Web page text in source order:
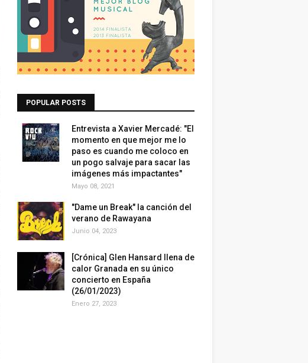
POPULAR POSTS
Entrevista a Xavier Mercadé: "El
momento en que mejor me lo
paso es cuando me coloco en
un pogo salvaje para sacar las
imágenes más impactantes"
Mayo 08, 2021
"Dame un Break" la canción del
verano de Rawayana
Junio 04, 2023
[Crónica] Glen Hansard llena de
calor Granada en su único
concierto en España
(26/01/2023)
Enero 27, 2023